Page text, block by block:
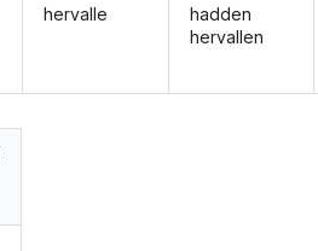
hervalle
hadden
hervallen